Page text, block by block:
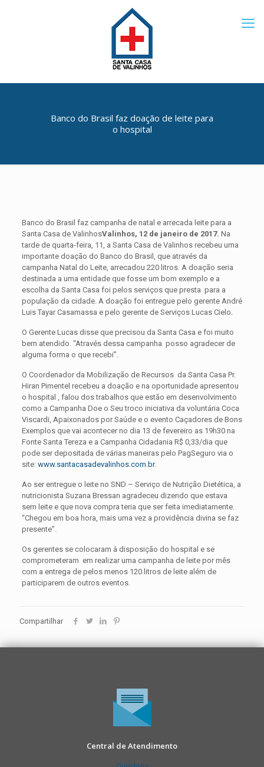
Banco do Brasil faz doação de leite para
o hospital
Banco do Brasil faz campanha de natal e arrecada leite para a
Santa Casa de ValinhosValinhos, 12 de janeiro de 2017. Na
tarde de quarta-feira, 11, a Santa Casa de Valinhos recebeu uma
importante doação do Banco do Brasil, que através da
campanha Natal do Leite, arrecadou 220 litros. A doação seria
destinada a uma entidade que fosse um bom exemplo e a
escolha da Santa Casa foi pelos serviços que presta para a
população da cidade. A doação foi entregue pelo gerente André
Luis Tayar Casamassa e pelo gerente de Serviços Lucas Cielo.
O Gerente Lucas disse que precisou da Santa Casa e foi muito
bem atendido. “Através dessa campanha posso agradecer de
alguma forma o que recebi”.
O Coordenador da Mobilização de Recursos da Santa Casa Pr.
Hiran Pimentel recebeu a doação e na oportunidade apresentou
o hospital , falou dos trabalhos que estão em desenvolvimento
como a Campanha Doe o Seu troco iniciativa da voluntária Coca
Viscardi, Apaixonados por Saúde e o evento Caçadores de Bons
Exemplos que vai acontecer no dia 13 de fevereiro as 19h30 na
Fonte Santa Tereza e a Campanha Cidadania R$ 0,33/dia que
pode ser depositada de várias maneiras pelo PagSeguro via o
site: www.santacasadevalinhos.com.br.
Ao ser entregue o leite no SND – Serviço de Nutrição Dietética, a
nutricionista Suzana Bressan agradeceu dizendo que estava
sem leite e que nova compra teria que ser feita imediatamente.
“Chegou em boa hora, mais uma vez a providência divina se faz
presente”.
Os gerentes se colocaram à disposição do hospital e se
comprometeram em realizar uma campanha de leite por mês
com a entrega de pelos menos 120 litros de leite além de
participarem de outros eventos.
Compartilhar
Central de Atendimento